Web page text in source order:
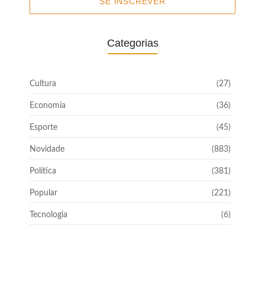
Categorias
Cultura (27)
Economia (36)
Esporte (45)
Novidade (883)
Política (381)
Popular (221)
Tecnologia (6)